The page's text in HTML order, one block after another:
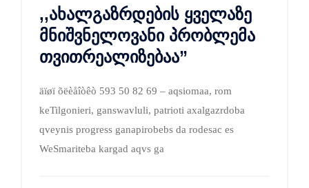
,,ახალგაზრდების ყველაზე
მნიშვნელოვანი პრობლემა
თვითრეალიზებაა”
äïøï õëèåîòêò 593 50 82 69 – aqsiomaa, rom
keTilgonieri, ganswavluli, patrioti axalgazrdoba
qveynis progress ganapirobebs da rodesac es
WeSmariteba kargad aqvs ga